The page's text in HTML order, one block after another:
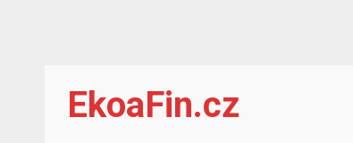
content
EkoaFin.cz